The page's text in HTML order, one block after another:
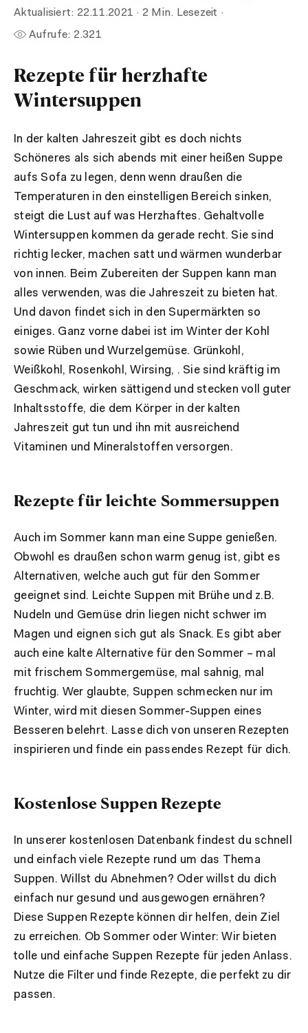
Aktualisiert: 22.11.2021 · 2 Min. Lesezeit ·
Aufrufe: 2.321
Rezepte für herzhafte
Wintersuppen
In der kalten Jahreszeit gibt es doch nichts
Schöneres als sich abends mit einer heißen Suppe
aufs Sofa zu legen, denn wenn draußen die
Temperaturen in den einstelligen Bereich sinken,
steigt die Lust auf was Herzhaftes. Gehaltvolle
Wintersuppen kommen da gerade recht. Sie sind
richtig lecker, machen satt und wärmen wunderbar
von innen. Beim Zubereiten der Suppen kann man
alles verwenden, was die Jahreszeit zu bieten hat.
Und davon findet sich in den Supermärkten so
einiges. Ganz vorne dabei ist im Winter der Kohl
sowie Rüben und Wurzelgemüse. Grünkohl,
Weißkohl, Rosenkohl, Wirsing, . Sie sind kräftig im
Geschmack, wirken sättigend und stecken voll guter
Inhaltsstoffe, die dem Körper in der kalten
Jahreszeit gut tun und ihn mit ausreichend
Vitaminen und Mineralstoffen versorgen.
Rezepte für leichte Sommersuppen
Auch im Sommer kann man eine Suppe genießen.
Obwohl es draußen schon warm genug ist, gibt es
Alternativen, welche auch gut für den Sommer
geeignet sind. Leichte Suppen mit Brühe und z.B.
Nudeln und Gemüse drin liegen nicht schwer im
Magen und eignen sich gut als Snack. Es gibt aber
auch eine kalte Alternative für den Sommer – mal
mit frischem Sommergemüse, mal sahnig, mal
fruchtig. Wer glaubte, Suppen schmecken nur im
Winter, wird mit diesen Sommer-Suppen eines
Besseren belehrt. Lasse dich von unseren Rezepten
inspirieren und finde ein passendes Rezept für dich.
Kostenlose Suppen Rezepte
In unserer kostenlosen Datenbank findest du schnell
und einfach viele Rezepte rund um das Thema
Suppen. Willst du Abnehmen? Oder willst du dich
einfach nur gesund und ausgewogen ernähren?
Diese Suppen Rezepte können dir helfen, dein Ziel
zu erreichen. Ob Sommer oder Winter: Wir bieten
tolle und einfache Suppen Rezepte für jeden Anlass.
Nutze die Filter und finde Rezepte, die perfekt zu dir
passen.